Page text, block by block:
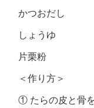
かつおだし
しょうゆ
片栗粉
＜作り方＞
① たらの皮と骨